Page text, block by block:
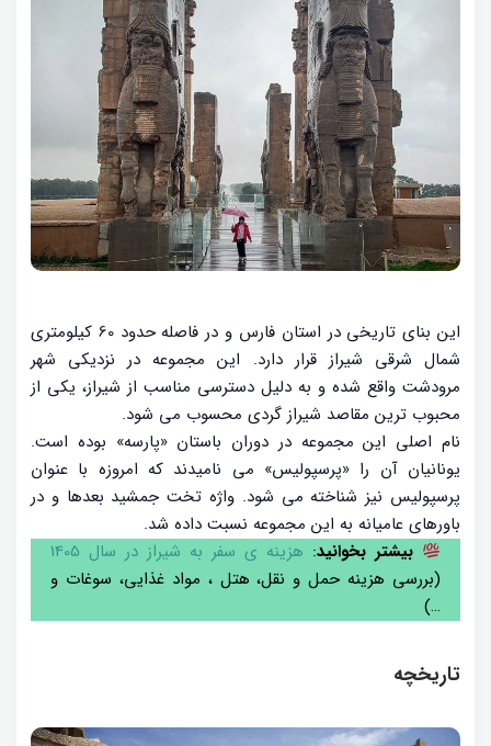
این بنای تاریخی در استان فارس و در فاصله حدود 60 کیلومتری
شمال شرقی شیراز قرار دارد. این مجموعه در نزدیکی شهر
مرودشت واقع شده و به دلیل دسترسی مناسب از شیراز، یکی از
محبوب ترین مقاصد شیراز گردی محسوب می شود.
نام اصلی این مجموعه در دوران باستان «پارسه» بوده است.
یونانیان آن را «پرسپولیس» می نامیدند که امروزه با عنوان
پرسپولیس نیز شناخته می شود. واژه تخت جمشید بعدها و در
باورهای عامیانه به این مجموعه نسبت داده شد.
بیشتر بخوانید: هزینه ی سفر به شیراز در سال 1405
(بررسی هزینه حمل و نقل، هتل ، مواد غذایی، سوغات و
…)
تاریخچه